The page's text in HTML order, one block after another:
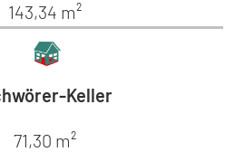
143,34 m²
Keller
71,30 m²